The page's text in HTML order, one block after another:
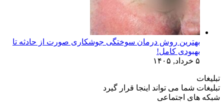
بهترین روش درمان سوختگی جوشکاری صورت از حادثه تا
بهبودی کامل!
۵ خرداد, ۱۴۰۵
تبلیغات
تبلیغات شما می تواند اینجا قرار گیرد
شبکه های اجتماعی